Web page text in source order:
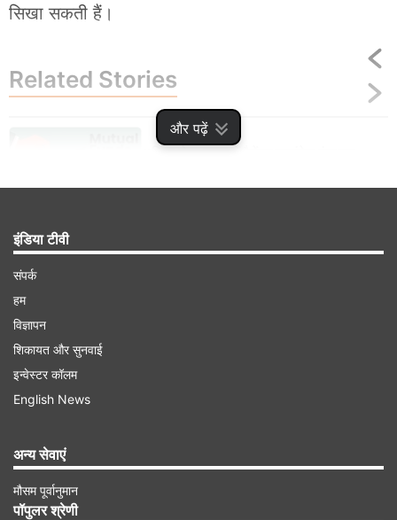
और पढ़ें
सिखा सकती हैं।
Related Stories
अस्थिर शेयर बाजार में बैलेंस्ड एडवांटेज फंड एक
इंडिया टीवी
संपर्क
हम
विज्ञापन
शिकायत और सुनवाई
इन्वेस्टर कॉलम
English News
अन्य सेवाएं
मौसम पूर्वानुमान
पॉपुलर श्रेणी